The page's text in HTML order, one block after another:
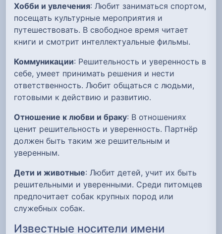
Хобби и увлечения: Любит заниматься спортом,
посещать культурные мероприятия и
путешествовать. В свободное время читает
книги и смотрит интеллектуальные фильмы.
Коммуникации: Решительность и уверенность в
себе, умеет принимать решения и нести
ответственность. Любит общаться с людьми,
готовыми к действию и развитию.
Отношение к любви и браку: В отношениях
ценит решительность и уверенность. Партнёр
должен быть таким же решительным и
уверенным.
Дети и животные: Любит детей, учит их быть
решительными и уверенными. Среди питомцев
предпочитает собак крупных пород или
служебных собак.
Известные носители имени